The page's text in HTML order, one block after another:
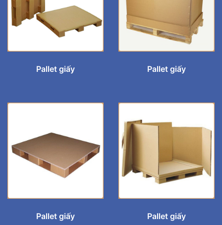
Pallet giấy Pallet giấy
Pallet giấy Pallet giấy